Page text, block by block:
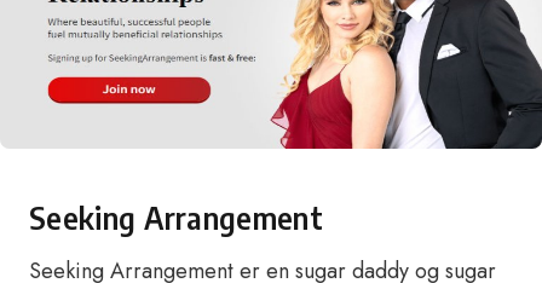
Seeking Arrangement
Seeking Arrangement er en sugar daddy og sugar